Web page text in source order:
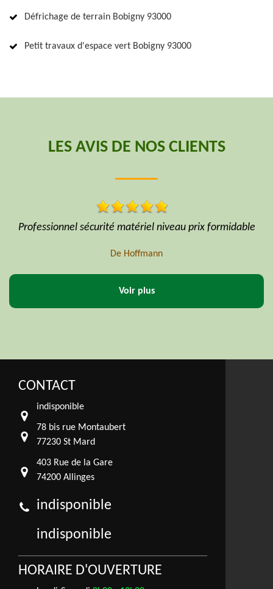
Défrichage de terrain Bobigny 93000
Petit travaux d'espace vert Bobigny 93000
LES AVIS DE NOS CLIENTS
Avec assurance AXA
De Professionnel
Voir plus
CONTACT
indisponible
78 bis rue Montaubert
77230 St Mard
403 Rue de la Gare
74200 Allinges
indisponible
indisponible
HORAIRE D'OUVERTURE